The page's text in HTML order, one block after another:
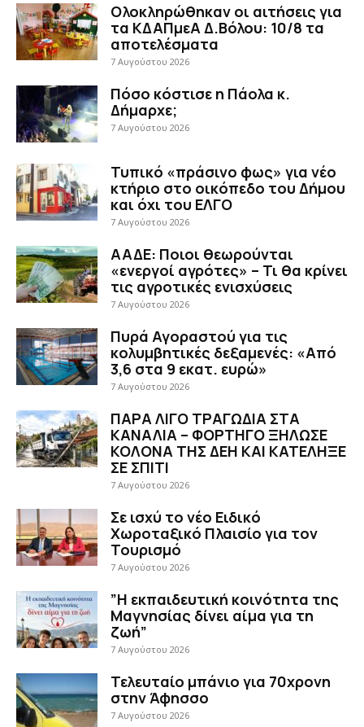
Ολοκληρώθηκαν οι αιτήσεις για
τα ΚΔΑΠμεΑ Δ.Βόλου: 10/8 τα
αποτελέσματα
7 Αυγούστου 2026
Πόσο κόστισε η Πάολα κ.
Δήμαρχε;
7 Αυγούστου 2026
Τυπικό «πράσινο φως» για νέο
κτήριο στο οικόπεδο του Δήμου
και όχι του ΕΛΓΟ
7 Αυγούστου 2026
ΑΑΔΕ: Ποιοι θεωρούνται
«ενεργοί αγρότες» – Τι θα κρίνει
τις αγροτικές ενισχύσεις
7 Αυγούστου 2026
Πυρά Αγοραστού για τις
κολυμβητικές δεξαμενές: «Από
3,6 στα 9 εκατ. ευρώ»
7 Αυγούστου 2026
ΠΑΡΑ ΛΙΓΟ ΤΡΑΓΩΔΙΑ ΣΤΑ
ΚΑΝΑΛΙΑ – ΦΟΡΤΗΓΟ ΞΗΛΩΣΕ
ΚΟΛΟΝΑ ΤΗΣ ΔΕΗ ΚΑΙ ΚΑΤΕΛΗΞΕ
ΣΕ ΣΠΙΤΙ
7 Αυγούστου 2026
Σε ισχύ το νέο Ειδικό
Χωροταξικό Πλαισίο για τον
Τουρισμό
7 Αυγούστου 2026
”Η εκπαιδευτική κοινότητα της
Μαγνησίας δίνει αίμα για τη
ζωή”
7 Αυγούστου 2026
Τελευταίο μπάνιο για 70χρονη
στην Άφησσο
7 Αυγούστου 2026